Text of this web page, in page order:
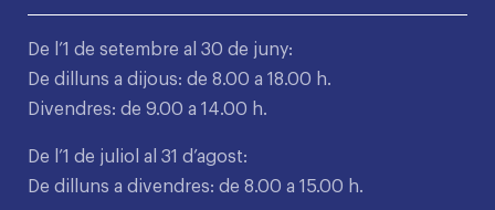
De l’1 de setembre al 30 de juny:
De dilluns a dijous: de 8.00 a 18.00 h.
Divendres: de 9.00 a 14.00 h.
De l’1 de juliol al 31 d’agost:
De dilluns a divendres: de 8.00 a 15.00 h.